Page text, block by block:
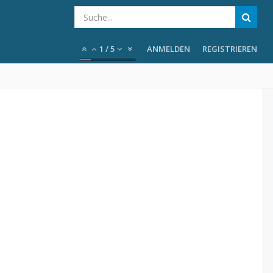
1 /5 ANMELDEN REGISTRIEREN